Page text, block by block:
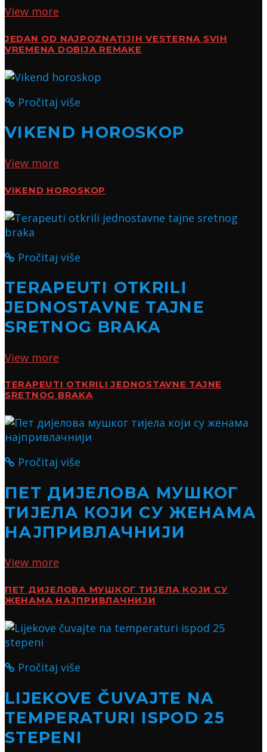
View more
JEDAN OD NAJPOZNATIJIH VESTERNA SVIH
VREMENA DOBIJA REMAKE
Pročitaj više
VIKEND HOROSKOP
View more
VIKEND HOROSKOP
Pročitaj više
TERAPEUTI OTKRILI
JEDNOSTAVNE TAJNE
SRETNOG BRAKA
View more
TERAPEUTI OTKRILI JEDNOSTAVNE TAJNE
SRETNOG BRAKA
Pročitaj više
ПЕТ ДИЈЕЛОВА МУШКОГ
ТИЈЕЛА КОЈИ СУ ЖЕНАМА
НАЈПРИВЛАЧНИЈИ
View more
ПЕТ ДИЈЕЛОВА МУШКОГ ТИЈЕЛА КОЈИ СУ
ЖЕНАМА НАЈПРИВЛАЧНИЈИ
Pročitaj više
LIJEKOVE ČUVAJTE NA
TEMPERATURI ISPOD 25
STEPENI